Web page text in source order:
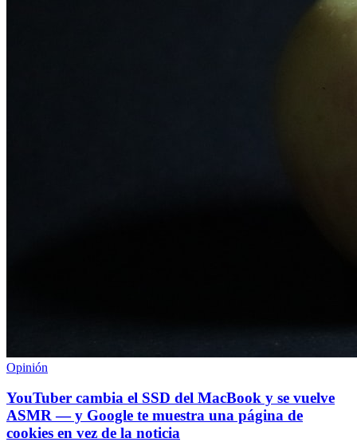
Opinión
YouTuber cambia el SSD del MacBook y se vuelve
ASMR — y Google te muestra una página de
cookies en vez de la noticia